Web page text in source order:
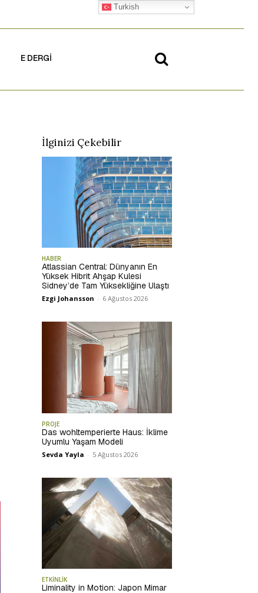
E DERGİ
İlginizi Çekebilir
HABER
Atlassian Central: Dünyanın En
Yüksek Hibrit Ahşap Kulesi
Sidney’de Tam Yüksekliğine Ulaştı
Ezgi Johansson - 6 Ağustos 2026
PROJE
Das wohltemperierte Haus: İklime
Uyumlu Yaşam Modeli
Sevda Yayla - 5 Ağustos 2026
ETKİNLİK
Liminality in Motion: Japon Mimar
Turkish